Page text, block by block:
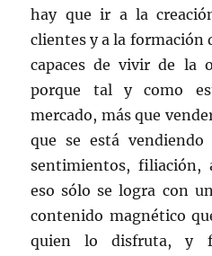
hay que ir a la
clientes y a la formación
capaces de vivir de la
porque tal y como
mercado, más que
que se está
sentimientos, filiación,
eso sólo se logra con
contenido magnético
quien lo disfruta, y